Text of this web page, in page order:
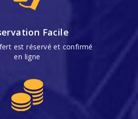
Facile
est réservé et confirmé
en ligne